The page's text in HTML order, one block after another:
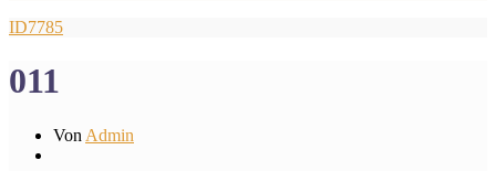
ID7785
011
Von Admin